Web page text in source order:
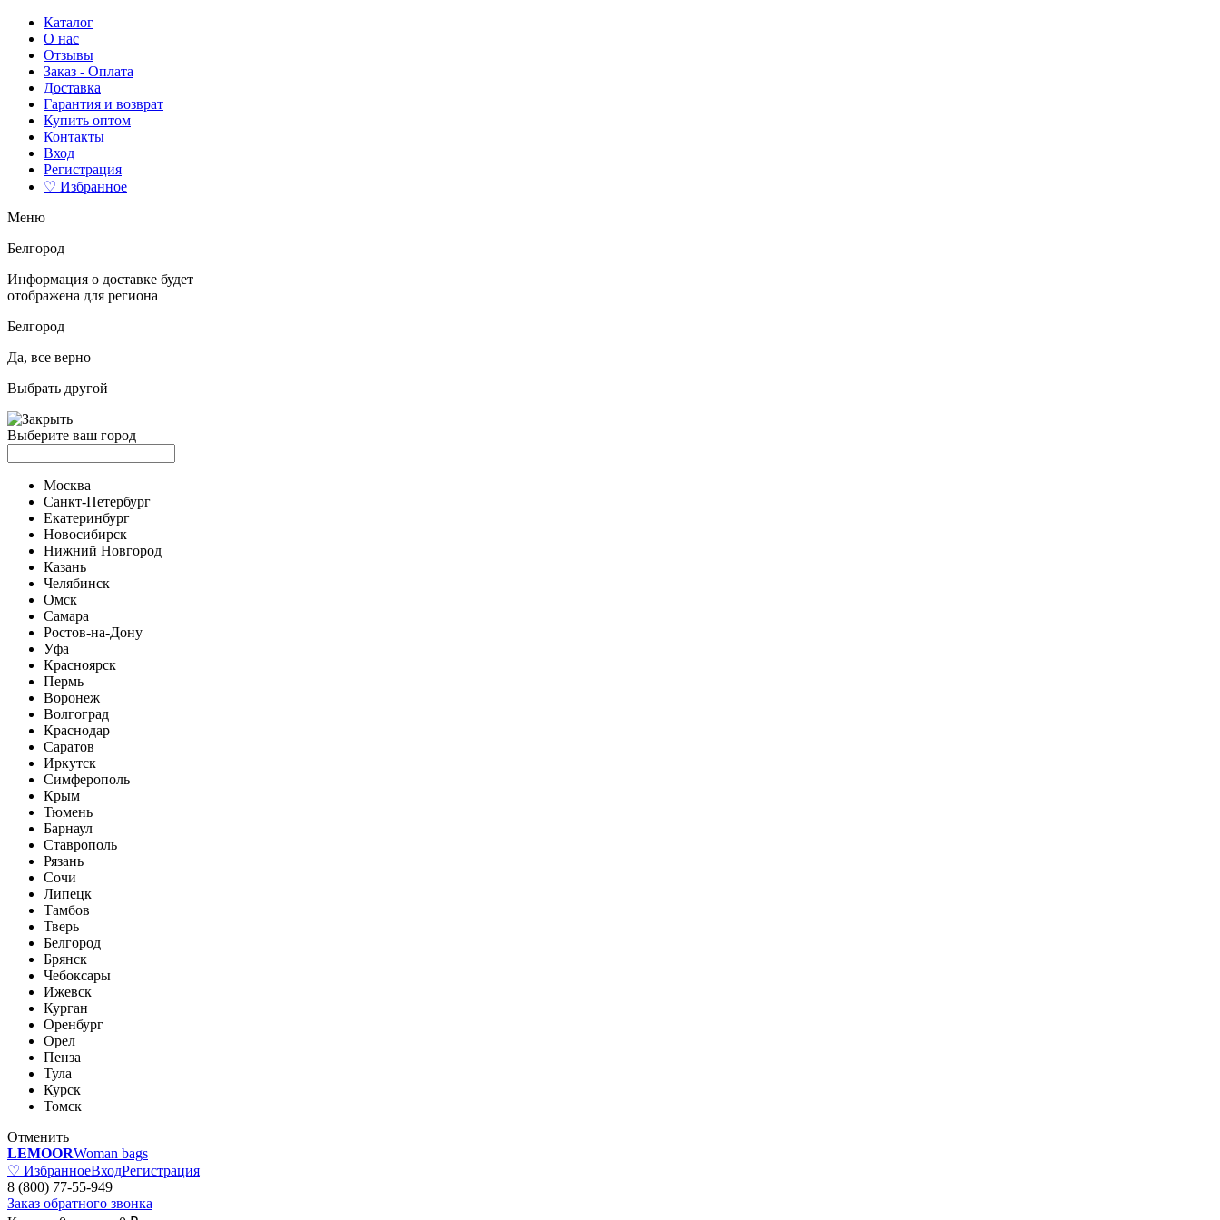
Каталог
О нас
Отзывы
Заказ - Оплата
Доставка
Гарантия и возврат
Купить оптом
Контакты
Вход
Регистрация
♡ Избранное
Меню
Белгород
Информация о доставке будет
отображена для региона
Белгород
Да, все верно
Выбрать другой
Выберите ваш город
Москва
Санкт-Петербург
Екатеринбург
Новосибирск
Нижний Новгород
Казань
Челябинск
Омск
Самара
Ростов-на-Дону
Уфа
Красноярск
Пермь
Воронеж
Волгоград
Краснодар
Саратов
Иркутск
Симферополь
Крым
Тюмень
Барнаул
Ставрополь
Рязань
Сочи
Липецк
Тамбов
Тверь
Белгород
Брянск
Чебоксары
Ижевск
Курган
Оренбург
Орел
Пенза
Тула
Курск
Томск
Отменить
LEMOORWoman bags
♡ ИзбранноеВходРегистрация
8 (800) 77-55-949
Заказ обратного звонка